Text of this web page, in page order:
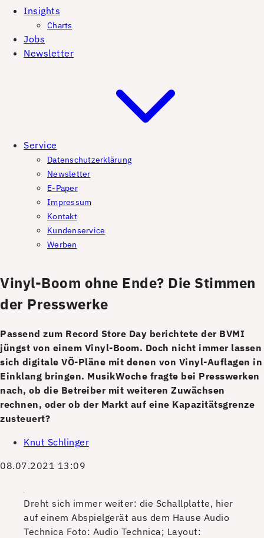
Insights
Charts
Jobs
Newsletter
Service
Datenschutzerklärung
Newsletter
E-Paper
Impressum
Kontakt
Kundenservice
Werben
Vinyl-Boom ­ohne Ende? Die Stimmen
der Presswerke
Passend zum Record Store Day berichtete der BVMI
jüngst von einem Vinyl-Boom. Doch nicht immer lassen
sich digitale VÖ-Pläne mit denen von Vinyl-Auflagen in
Einklang bringen. MusikWoche fragte bei Presswerken
nach, ob die Betreiber mit weiteren Zuwächsen
rechnen, oder ob der Markt auf eine Kapazitätsgrenze
zusteuert?
Knut Schlinger
08.07.2021 13:09
Dreht sich immer weiter: die Schallplatte, hier
auf einem Abspielgerät aus dem Hause Audio
Technica Foto: Audio Technica; Layout: